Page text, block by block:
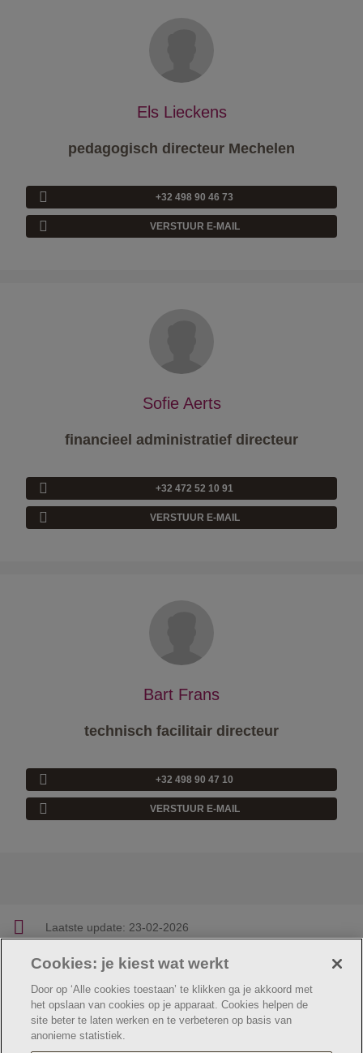
Els Lieckens
pedagogisch directeur Mechelen
+32 498 90 46 73
VERSTUUR E-MAIL
Sofie Aerts
financieel administratief directeur
+32 472 52 10 91
VERSTUUR E-MAIL
Bart Frans
technisch facilitair directeur
+32 498 90 47 10
VERSTUUR E-MAIL
Laatste update: 23-02-2026
© Jeugdzorg Emmaüs
Cookies: je kiest wat werkt
Door op ‘Alle cookies toestaan’ te klikken ga je akkoord met
het opslaan van cookies op je apparaat. Cookies helpen de
site beter te laten werken en te verbeteren op basis van
anonieme statistiek.